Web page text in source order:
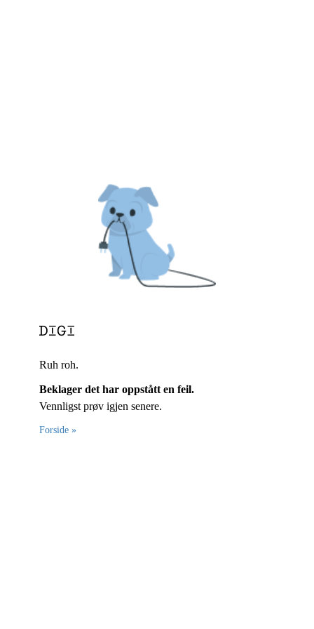
Ruh roh.
Beklager det har oppstått en feil.
Vennligst prøv igjen senere.
Forside »